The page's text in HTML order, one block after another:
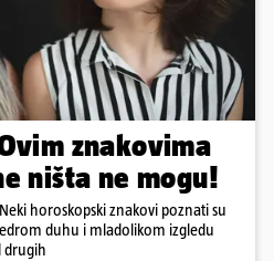
znakovima
ništa ne mogu!
horoskopski znakovi poznati su
duhu i mladolikom izgledu
drugih